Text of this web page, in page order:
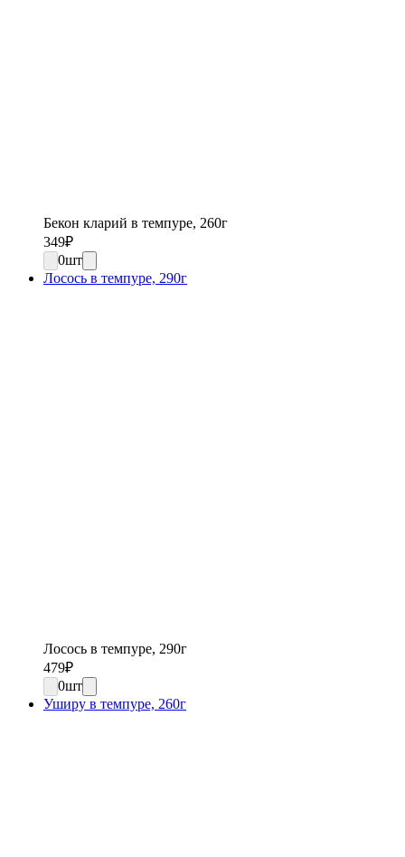
Бекон кларий в темпуре, 260г
349₽
0шт
Лосось в темпуре, 290г
Лосось в темпуре, 290г
479₽
0шт
Уширу в темпуре, 260г